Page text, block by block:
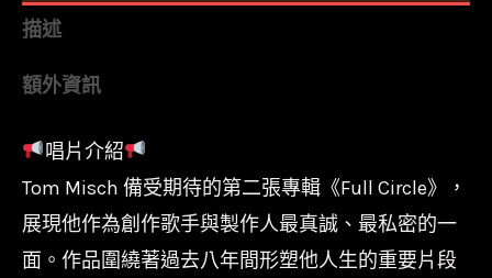
湯
米
Tom
Misch
-
Full
描述
額外資訊
唱片介紹
Tom Misch 備受期待的第二張專輯《Full Circle》，
展現他作為創作歌手與製作人最真誠、最私密的一
面。作品圍繞著過去八年間形塑他人生的重要片段